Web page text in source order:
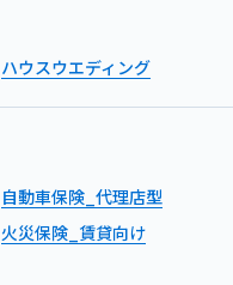
ハウスウエディング
自動車保険_代理店型
火災保険_賃貸向け